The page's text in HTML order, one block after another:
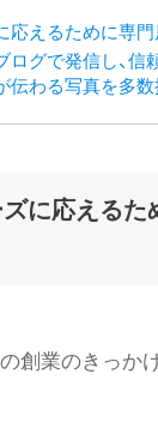
応えるために専
ログで発信し、信
伝わる写真を多
に応えるた
創業のきっか